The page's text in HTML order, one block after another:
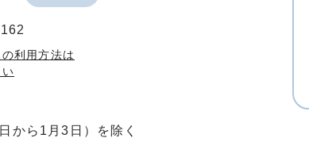
利用方法は
から1月3日）を除く